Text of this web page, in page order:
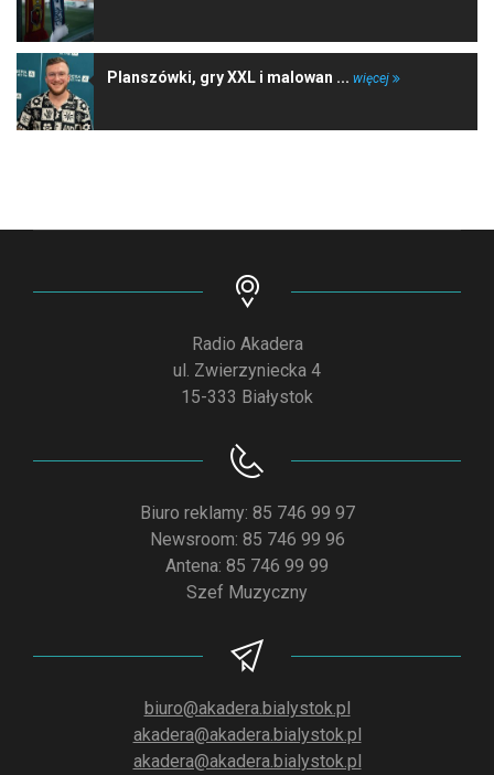
Planszówki, gry XXL i malowan ... więcej
Radio Akadera
ul. Zwierzyniecka 4
15-333 Białystok
Biuro reklamy: 85 746 99 97
Newsroom: 85 746 99 96
Antena: 85 746 99 99
Szef Muzyczny
biuro@akadera.bialystok.pl
akadera@akadera.bialystok.pl
akadera@akadera.bialystok.pl